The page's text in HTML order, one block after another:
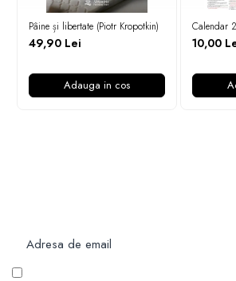
Pâine și libertate (Piotr Kropotkin)
49,90 Lei
Adauga in cos
Calendar
10,00
Vreau să primesc newsletter cu promoțiile